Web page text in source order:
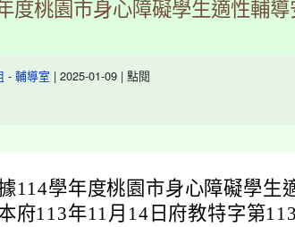
度桃園市身心障礙學生適性輔
- 輔導室 | 2025-01-09 | 點閱
114學年度桃園市身心障礙學生
本府113年11月14日府教特字第